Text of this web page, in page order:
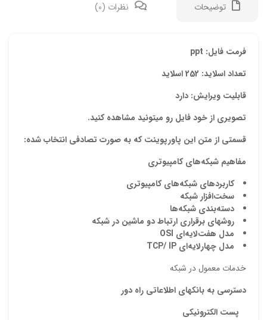
توضیحات نظرات (0)
فرمت فایل: ppt
تعداد اسلاید: 252 اسلاید
قابلیت ویرایش: دارد
تصویری از خود فایل رو میتونید مشاهده کنید.
قسمتی از متن این پاورپوینت که به صورت تصادفی انتخاب شده:
مفاهيم شبکههاي کامپيوتري
کاربردهاي شبکههاي کامپيوتري
سختافزار شبکه
دستهبندي شبکهها
روشهاي برقراري ارتباط دو ماشين در شبکه
مدل هفتلايهاي OSI
مدل چهارلايهاي TCP/ IP
خدمات معمول در شبكه
دسترسي به بانكهاي اطلاعاتي راه دور
پست الكترونيكي